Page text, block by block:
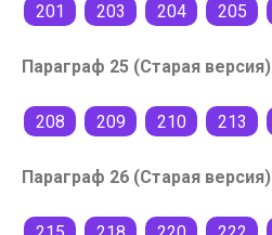
201 203 204 205
Параграф 25 (Старая версия)
208 209 210 213
Параграф 26 (Старая версия)